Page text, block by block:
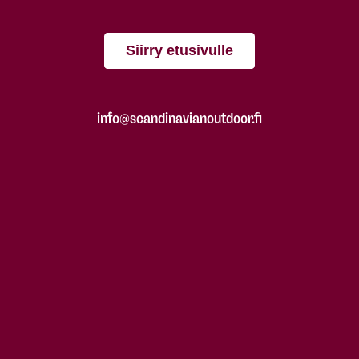
Siirry etusivulle
info@scandinavianoutdoor.fi